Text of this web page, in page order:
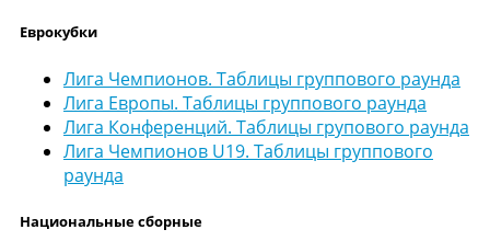
Еврокубки
Лига Чемпионов. Таблицы группового раунда
Лига Европы. Таблицы группового раунда
Лига Конференций. Таблицы групового раунда
Лига Чемпионов U19. Таблицы группового
раунда
Национальные сборные